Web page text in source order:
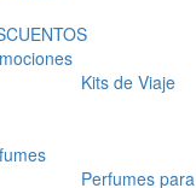
Kits de Viaje
Perfumes para